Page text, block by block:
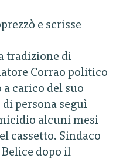
e scrisse
tradizione di
Corrao politico
carico del suo
persona seguì
alcuni mesi
cassetto. Sindaco
dopo il